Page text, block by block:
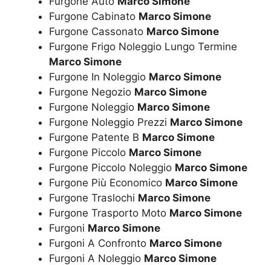
Furgone Cabinato Marco Simone
Furgone Cassonato Marco Simone
Furgone Frigo Noleggio Lungo Termine
Marco Simone
Furgone In Noleggio Marco Simone
Furgone Negozio Marco Simone
Furgone Noleggio Marco Simone
Furgone Noleggio Prezzi Marco Simone
Furgone Patente B Marco Simone
Furgone Piccolo Marco Simone
Furgone Piccolo Noleggio Marco Simone
Furgone Più Economico Marco Simone
Furgone Traslochi Marco Simone
Furgone Trasporto Moto Marco Simone
Furgoni Marco Simone
Furgoni A Confronto Marco Simone
Furgoni A Noleggio Marco Simone